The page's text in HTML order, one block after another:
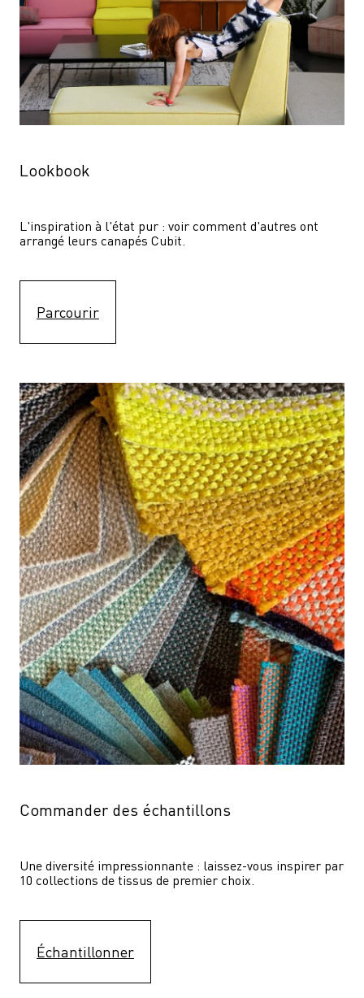
Lookbook
L'inspiration à l'état pur : voir comment d'autres ont
arrangé leurs canapés Cubit.
Parcourir
Commander des échantillons
Une diversité impressionnante : laissez-vous inspirer par
10 collections de tissus de premier choix.
Échantillonner